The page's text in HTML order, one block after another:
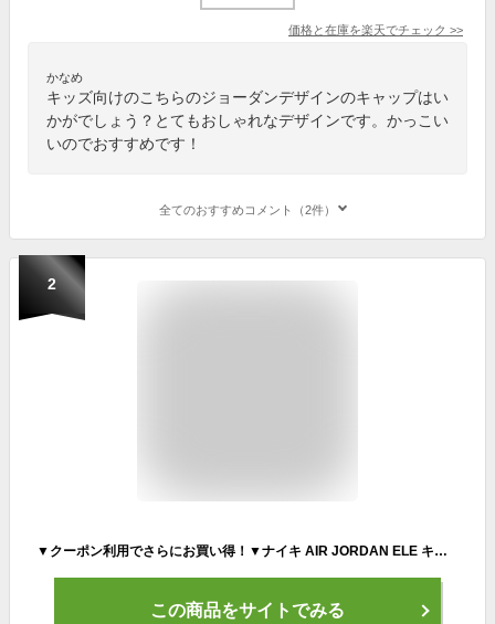
価格と在庫を楽天でチェック >>
かなめ
キッズ向けのこちらのジョーダンデザインのキャップはい
かがでしょう？とてもおしゃれなデザインです。かっこい
いのでおすすめです！
全てのおすすめコメント（2件）
2
▼クーポン利用でさらにお買い得！▼ナイキ AIR JORDAN ELE キャップ 帽子 キッズ ジュニア 子供 ブラック 黒 ホワイト 白 NIKE 9A0159 キャップ ジャンプマン スポーツ スポーティ ストリート アウトドア レジャー スナップバック ワンポイント 刺繍 刺しゅう カジュアル
この商品をサイトでみる